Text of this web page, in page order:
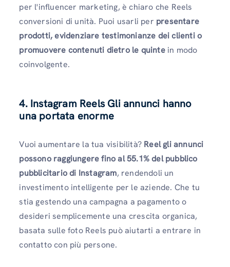
per l'influencer marketing, è chiaro che Reels
conversioni di unità. Puoi usarli per presentare
prodotti, evidenziare testimonianze dei clienti o
promuovere contenuti dietro le quintein modo
coinvolgente.
4. Instagram Reels Gli annunci hanno
una portata enorme
Vuoi aumentare la tua visibilità? Reel gli annunci
possono raggiungere fino al 55.1% del pubblico
pubblicitario di Instagram, rendendoli un
investimento intelligente per le aziende. Che tu
stia gestendo una campagna a pagamento o
desideri semplicemente una crescita organica,
basata sulle foto Reels può aiutarti a entrare in
contatto con più persone.